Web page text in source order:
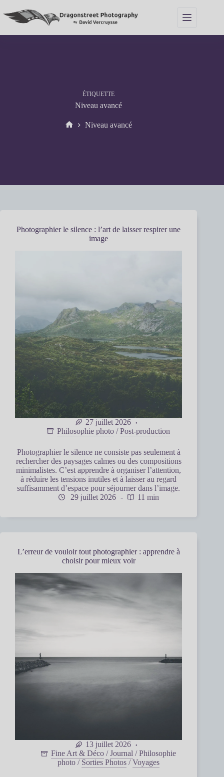
au
contenu
ÉTIQUETTE
Niveau avancé
Niveau avancé
Photographier le silence : l’art de laisser respirer une
image
27 juillet 2026
Philosophie photo /Post-production
Photographier le silence ne consiste pas seulement à
rechercher des paysages calmes ou des compositions
minimalistes. C’est apprendre à organiser l’attention,
à réduire les tensions inutiles et à laisser au regard
suffisamment d’espace pour séjourner dans l’image.
29 juillet 2026
11 min
L’erreur de vouloir tout photographier : apprendre à
choisir pour mieux voir
13 juillet 2026
Fine Art & Déco /Journal /Philosophie
photo / Sorties Photos /Voyages